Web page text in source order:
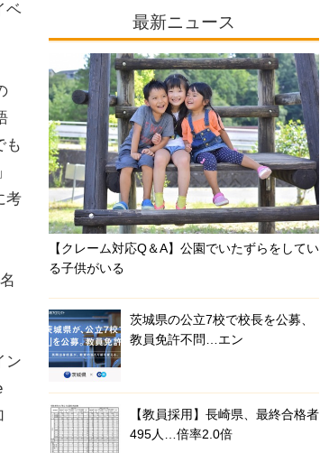
ベ
も
考
ン
最新ニュース
【クレーム対応Q＆A】公園でいたずらをしてい
る子供がいる
茨城県の公立7校で校長を公募、
教員免許不問…エン
【教員採用】長崎県、最終合格者
495人…倍率2.0倍